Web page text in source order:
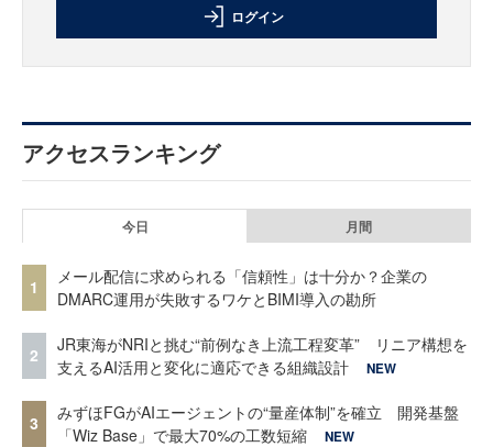
ログイン
アクセスランキング
今日 月間
1
メール配信に求められる「信頼性」は十分か？企業の
DMARC運用が失敗するワケとBIMI導入の勘所
2
JR東海がNRIと挑む“前例なき上流工程変革” リニア構想を
支えるAI活用と変化に適応できる組織設計
NEW
3
みずほFGがAIエージェントの“量産体制”を確立 開発基盤
「Wiz Base」で最大70%の工数短縮
NEW